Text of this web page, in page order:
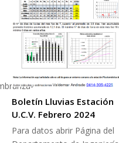
Boletín Lluvias Estación
U.C.V. Febrero 2024
Para datos abrir Página del